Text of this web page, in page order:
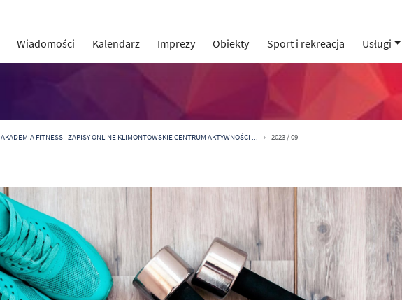
Wiadomości Kalendarz Imprezy Obiekty Sport i rekreacja Usługi
AKADEMIA FITNESS - ZAPISY ONLINE KLIMONTOWSKIE CENTRUM AKTYWNOŚCI ... 2023 / 09